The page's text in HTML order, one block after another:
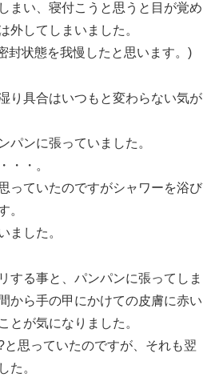
まい、寝付こうと思うと目が覚め
外してしまいました。
封状態を我慢したと思います。)
り具合はいつもと変わらない気が
パンに張っていました。
・・。
っていたのですがシャワーを浴び
。
ました。
する事と、パンパンに張ってしま
から手の甲にかけての皮膚に赤い
とが気になりました。
思っていたのですが、それも翌
た。